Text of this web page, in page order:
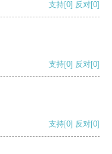
支持[0] 反对[0]
支持[0] 反对[0]
支持[0] 反对[0]